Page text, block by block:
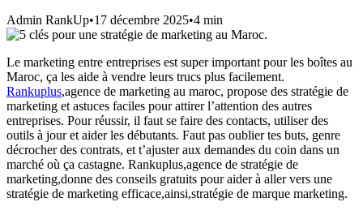
Admin RankUp•17 décembre 2025•4 min
Le marketing entre entreprises est super important pour les boîtes au
Maroc, ça les aide à vendre leurs trucs plus facilement.
Rankuplus,agence de marketing au maroc, propose des stratégie de
marketing et astuces faciles pour attirer l’attention des autres
entreprises. Pour réussir, il faut se faire des contacts, utiliser des
outils à jour et aider les débutants. Faut pas oublier tes buts, genre
décrocher des contrats, et t’ajuster aux demandes du coin dans un
marché où ça castagne. Rankuplus,agence de stratégie de
marketing,donne des conseils gratuits pour aider à aller vers une
stratégie de marketing efficace,ainsi,stratégie de marque marketing.